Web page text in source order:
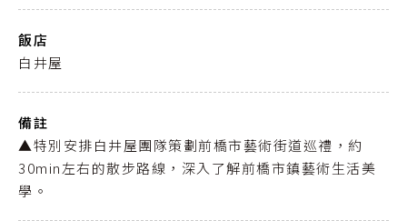
飯店
白井屋
備註
▲特別安排白井屋團隊策劃前橋市藝術街道巡禮，約
30min左右的散步路線，深入了解前橋市鎮藝術生活美
學。